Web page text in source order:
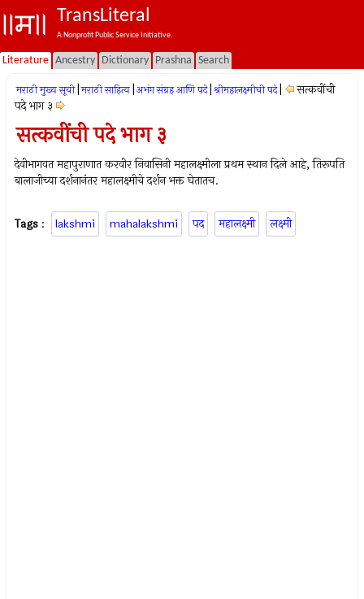
TransLiteral
A Nonprofit Public Service Initiative.
Literature Ancestry Dictionary Prashna Search
मराठी मुख्य सूची मराठी साहित्य अभंग संग्रह आणि पदे श्रीमहालक्ष्मीची पदे
सत्कवींची
पदे भाग ३
सत्कवींची पदे भाग ३
देवीभागवत महापुराणात करवीर निवासिनी महालक्ष्मीला प्रथम स्थान दिले आहे, तिरूपति
बालाजीच्या दर्शनानंतर महालक्ष्मीचे दर्शन भक्त घेतातच.
Tags : lakshmi mahalakshmi पद महालक्ष्मी लक्ष्मी